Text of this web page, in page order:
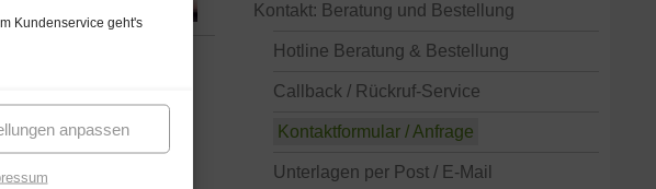
Kundenservice geht's
anpassen
Kontakt: Beratung und Bestellung
Hotline Beratung & Bestellung
Callback / Rückruf-Service
Kontaktformular / Anfrage
Unterlagen per Post / E-Mail